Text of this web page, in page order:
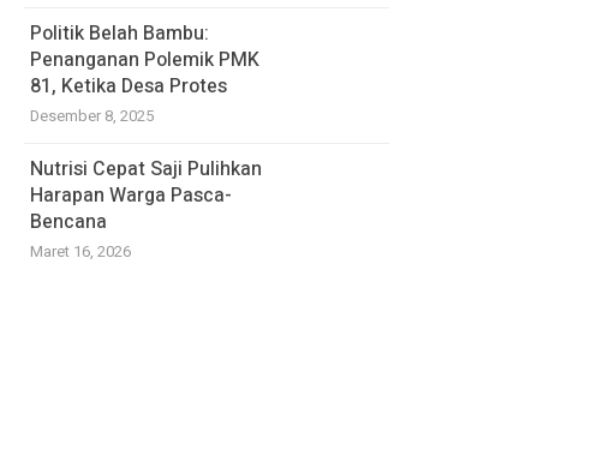
Politik Belah Bambu:
Penanganan Polemik PMK
81, Ketika Desa Protes
Desember 8, 2025
Nutrisi Cepat Saji Pulihkan
Harapan Warga Pasca-
Bencana
Maret 16, 2026